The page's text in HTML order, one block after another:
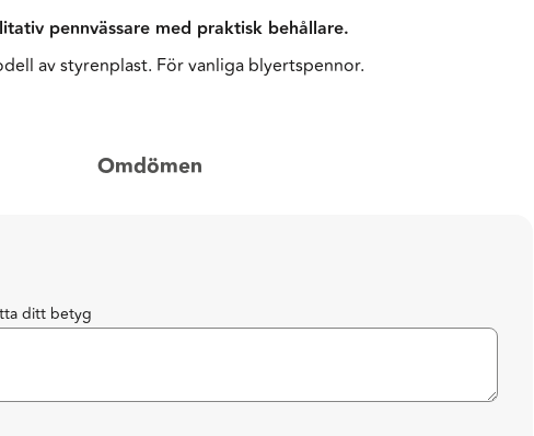
pennvässare med praktisk behållare.
av styrenplast. För vanliga blyertspennor.
Omdömen
ditt betyg